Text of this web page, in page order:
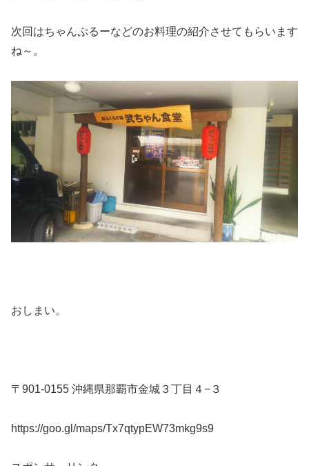
次回はちゃんぷるーなどのお料理の紹介させてもらいます
ね～。
おしまい。
〒901-0155 沖縄県那覇市金城３丁目４−３
https://goo.gl/maps/Tx7qtypEW73mkg9s9